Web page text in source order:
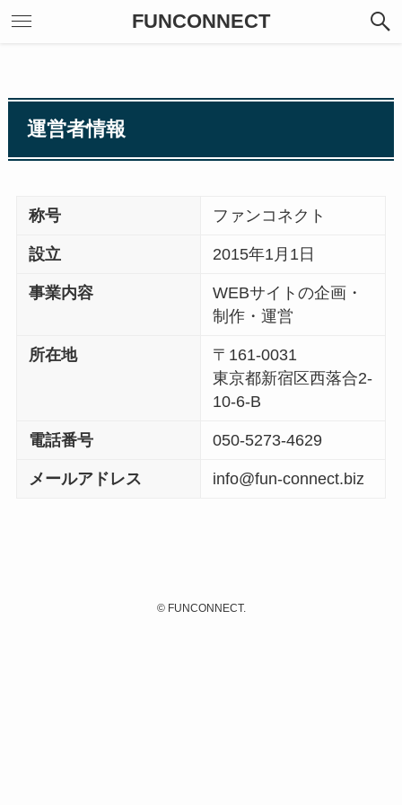
FUNCONNECT
運営者情報
称号 ファンコネクト
設立 2015年1月1日
事業内容
WEBサイトの企画・
制作・運営
所在地
〒161-0031
東京都新宿区西落合2-
10-6-B
電話番号 050-5273-4629
メールアドレス info@fun-connect.biz
©FUNCONNECT.